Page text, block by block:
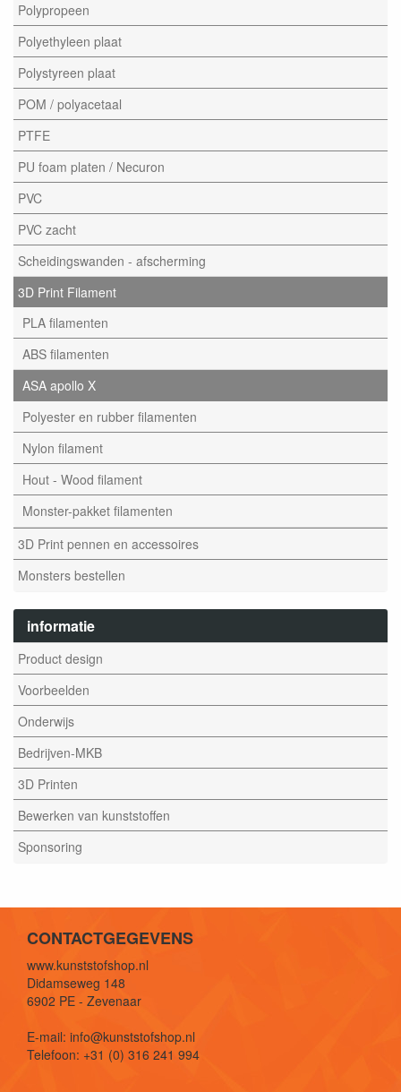
Polypropeen
Polyethyleen plaat
Polystyreen plaat
POM / polyacetaal
PTFE
PU foam platen / Necuron
PVC
PVC zacht
Scheidingswanden - afscherming
3D Print Filament
PLA filamenten
ABS filamenten
ASA apollo X
Polyester en rubber filamenten
Nylon filament
Hout - Wood filament
Monster-pakket filamenten
3D Print pennen en accessoires
Monsters bestellen
informatie
Product design
Voorbeelden
Onderwijs
Bedrijven-MKB
3D Printen
Bewerken van kunststoffen
Sponsoring
CONTACTGEGEVENS
www.kunststofshop.nl
Didamseweg 148
6902 PE - Zevenaar
E-mail: info@kunststofshop.nl
Telefoon: +31 (0) 316 241 994